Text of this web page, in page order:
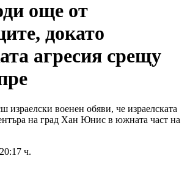
още от
докато
агресия срещу
израелски военен обяви, че израелската
на град Хан Юнис в южната част на
ч.